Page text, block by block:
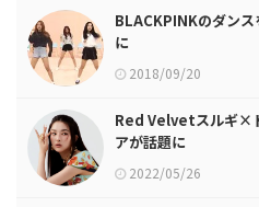
BLACKPINKのダン
に
2018/09/20
Red Velvetスルギ×
アが話題に
2022/05/26